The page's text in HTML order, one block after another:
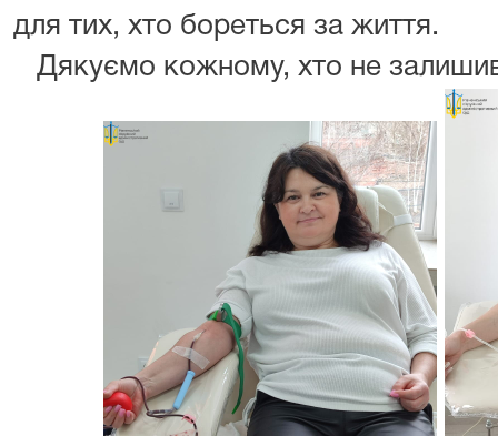
для тих, хто бореться за життя.
Дякуємо кожному, хто не